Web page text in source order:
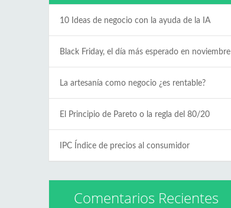
10 Ideas de negocio con la ayuda de la IA
Black Friday, el día más esperado en noviembre
La artesanía como negocio ¿es rentable?
El Principio de Pareto o la regla del 80/20
IPC Índice de precios al consumidor
Comentarios Recientes